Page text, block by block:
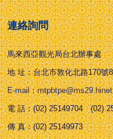
連絡詢問
馬來西亞觀光局台北辦事處
地 址：台北市敦化北路170號
E-mail：
電 話：(02) 25149704 (02)
傳 真：(02) 25149973